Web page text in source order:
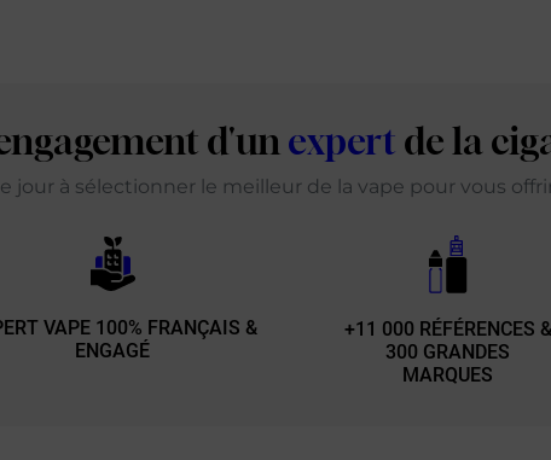
d'un expert de la
jour à sélectionner le meilleur de la vape pour vous
VAPE 100% FRANÇAIS &
ENGAGÉ
+11 000 RÉFÉRENCES &
300 GRANDES
MARQUES